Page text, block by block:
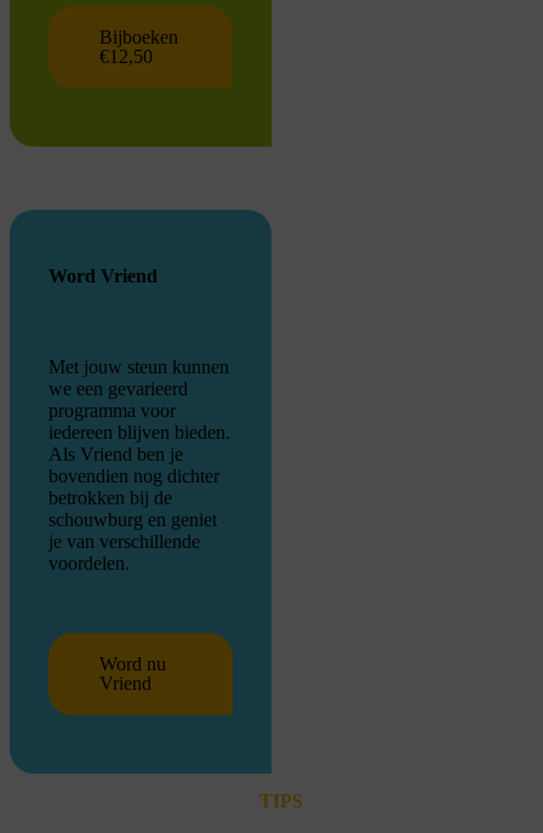
Bijboeken
€12,50
Word Vriend
Met jouw steun kunnen
we een gevarieerd
programma voor
iedereen blijven bieden.
Als Vriend ben je
bovendien nog dichter
betrokken bij de
schouwburg en geniet
je van verschillende
voordelen.
Word nu
Vriend
TIPS